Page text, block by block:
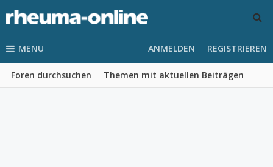
MENU
Foren durchsuchen Themen mit aktuellen Beiträgen
ANMELDEN REGISTRIEREN